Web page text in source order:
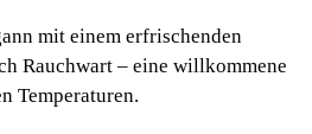
mit einem erfrischenden
Rauchwart – eine willkommene
Temperaturen.